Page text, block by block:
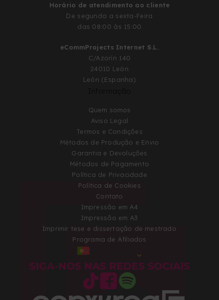
Horário de atendimento ao cliente
De segunda a sexta-Feira
das 08:00 às 15:00
eCommProjects Internet S.L.
C/Azorín 140
24010 León
León (Espanha)
Quem somos
Aviso Legal
Termos e Condições
Métodos de Produção e Envio
Garantia e Devoluções
Métodos de Pagamento
Política de Privacidade
Política de Cookies
Contato
Impressão em A4
Impressão em A3
Imprimir tese e dissertação de mestrado
Programa de Afiliados
SIGA-NOS NAS REDES SOCIAIS